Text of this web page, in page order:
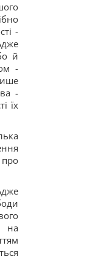
-
й
-
-
їх
на